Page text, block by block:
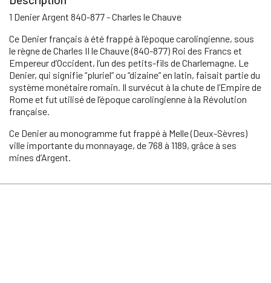
1 Denier Argent 840-877 - Charles le Chauve
Ce Denier français à été frappé à l’époque carolingienne, sous
le règne de Charles II le Chauve (840-877) Roi des Francs et
Empereur d’Occident, l’un des petits-fils de Charlemagne. Le
Denier, qui signifie “pluriel” ou “dizaine” en latin, faisait partie du
système monétaire romain. Il survécut à la chute de l’Empire de
Rome et fut utilisé de l’époque carolingienne à la Révolution
française.
Ce Denier au monogramme fut frappé à Melle (Deux-Sèvres)
ville importante du monnayage, de 768 à 1189, grâce à ses
mines d’Argent.